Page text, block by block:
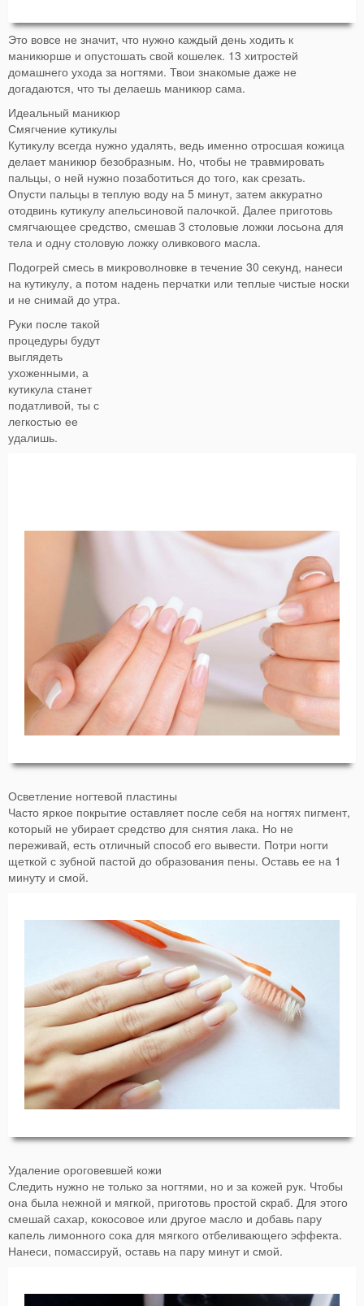
Это вовсе не значит, что нужно каждый день ходить к
маникюрше и опустошать свой кошелек. 13 хитростей
домашнего ухода за ногтями. Твои знакомые даже не
догадаются, что ты делаешь маникюр сама.
Идеальный маникюр
Смягчение кутикулы
Кутикулу всегда нужно удалять, ведь именно отросшая кожица
делает маникюр безобразным. Но, чтобы не травмировать
пальцы, о ней нужно позаботиться до того, как срезать.
Опусти пальцы в теплую воду на 5 минут, затем аккуратно
отодвинь кутикулу апельсиновой палочкой. Далее приготовь
смягчающее средство, смешав 3 столовые ложки лосьона для
тела и одну столовую ложку оливкового масла.
Подогрей смесь в микроволновке в течение 30 секунд, нанеси
на кутикулу, а потом надень перчатки или теплые чистые носки
и не снимай до утра.
Руки после такой
процедуры будут
выглядеть
ухоженными, а
кутикула станет
податливой, ты с
легкостью ее
удалишь.
Осветление ногтевой пластины
Часто яркое покрытие оставляет после себя на ногтях пигмент,
который не убирает средство для снятия лака. Но не
переживай, есть отличный способ его вывести. Потри ногти
щеткой с зубной пастой до образования пены. Оставь ее на 1
минуту и смой.
Удаление ороговевшей кожи
Следить нужно не только за ногтями, но и за кожей рук. Чтобы
она была нежной и мягкой, приготовь простой скраб. Для этого
смешай сахар, кокосовое или другое масло и добавь пару
капель лимонного сока для мягкого отбеливающего эффекта.
Нанеси, помассируй, оставь на пару минут и смой.